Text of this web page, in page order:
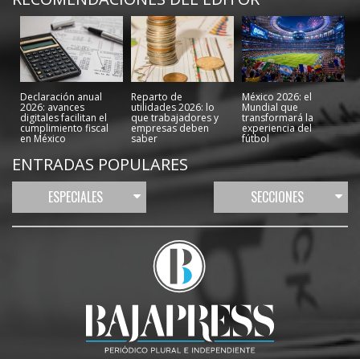
Declaración anual
2026: avances
digitales facilitan el
cumplimiento fiscal
en México
Reparto de
utilidades 2026: lo
que trabajadores y
empresas deben
saber
México 2026: el
Mundial que
transformará la
experiencia del
fútbol
ENTRADAS POPULARES
ESPECIALES SECCIONES